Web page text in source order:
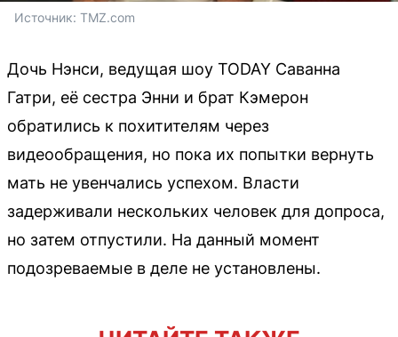
Источник: TMZ.com
Дочь Нэнси, ведущая шоу TODAY Саванна
Гатри, её сестра Энни и брат Кэмерон
обратились к похитителям через
видеообращения, но пока их попытки вернуть
мать не увенчались успехом. Власти
задерживали нескольких человек для допроса,
но затем отпустили. На данный момент
подозреваемые в деле не установлены.